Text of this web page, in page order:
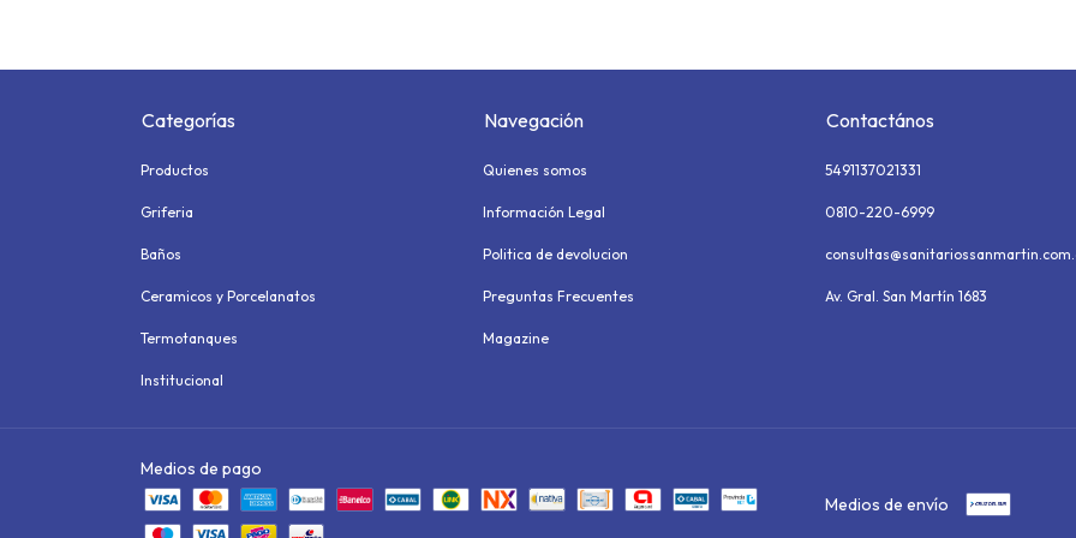
Categorías
Productos
Griferia
Baños
Ceramicos y Porcelanatos
Termotanques
Institucional
Navegación
Quienes somos
Información Legal
Politica de devolucion
Preguntas Frecuentes
Magazine
Contactános
5491137021331
0810-220-6999
Av. Gral. San Martín 1683
Medios de pago
Medios de envío